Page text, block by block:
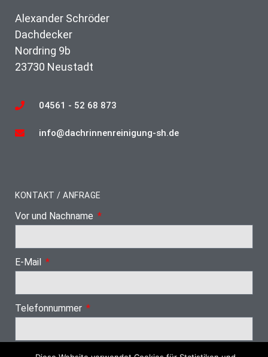
Alexander Schröder
Dachdecker
Nordring 9b
23730 Neustadt
04561 - 52 68 873
info@dachrinnenreinigung-sh.de
KONTAKT / ANFRAGE
Vor und Nachname
E-Mail
Telefonnummer